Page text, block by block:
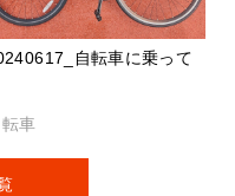
自転車に乗って
転車